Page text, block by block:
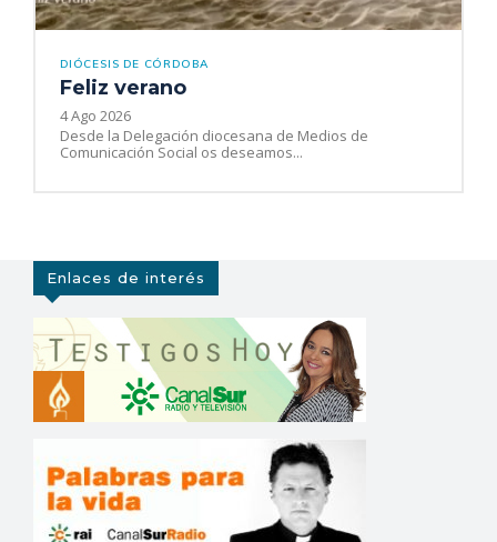
DIÓCESIS DE CÓRDOBA
Feliz verano
4 Ago 2026
Desde la Delegación diocesana de Medios de
Comunicación Social os deseamos...
Enlaces de interés